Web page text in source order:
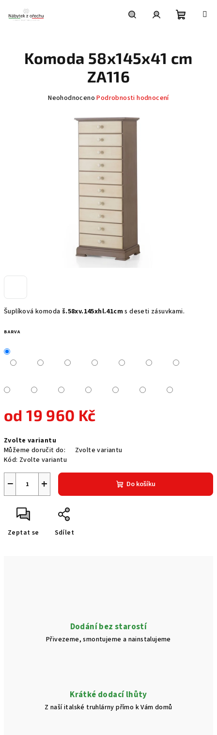
obsah
košík
Šuplíková komoda š.58xv.145xhl.41cms deseti zásuvkami.
BARVA
od19 960 Kč
cena:
Zvolte variantu
Můžeme doručit do:
Zvolte variantu
Kód: Zvolte variantu
+
− Do košíku
Zeptat se Sdílet
Komoda 58x145x41 cm
ZA116
Průměrné
produktu
Neohodnoceno Podrobnosti hodnocení
Dodání bez starostí
Přivezeme, smontujeme a nainstalujeme
Krátké dodací lhůty
Z naší italské truhlárny přímo k Vám domů